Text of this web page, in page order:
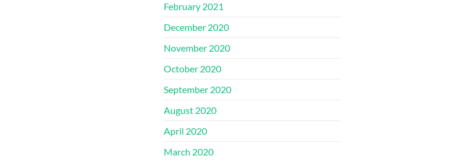
February 2021
December 2020
November 2020
October 2020
September 2020
August 2020
April 2020
March 2020